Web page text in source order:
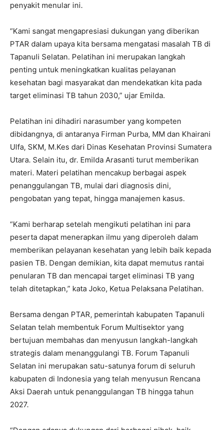
penyakit menular ini.
“Kami sangat mengapresiasi dukungan yang diberikan
PTAR dalam upaya kita bersama mengatasi masalah TB di
Tapanuli Selatan. Pelatihan ini merupakan langkah
penting untuk meningkatkan kualitas pelayanan
kesehatan bagi masyarakat dan mendekatkan kita pada
target eliminasi TB tahun 2030,” ujar Emilda.
Pelatihan ini dihadiri narasumber yang kompeten
dibidangnya, di antaranya Firman Purba, MM dan Khairani
Ulfa, SKM, M.Kes dari Dinas Kesehatan Provinsi Sumatera
Utara. Selain itu, dr. Emilda Arasanti turut memberikan
materi. Materi pelatihan mencakup berbagai aspek
penanggulangan TB, mulai dari diagnosis dini,
pengobatan yang tepat, hingga manajemen kasus.
“Kami berharap setelah mengikuti pelatihan ini para
peserta dapat menerapkan ilmu yang diperoleh dalam
memberikan pelayanan kesehatan yang lebih baik kepada
pasien TB. Dengan demikian, kita dapat memutus rantai
penularan TB dan mencapai target eliminasi TB yang
telah ditetapkan,” kata Joko, Ketua Pelaksana Pelatihan.
Bersama dengan PTAR, pemerintah kabupaten Tapanuli
Selatan telah membentuk Forum Multisektor yang
bertujuan membahas dan menyusun langkah-langkah
strategis dalam menanggulangi TB. Forum Tapanuli
Selatan ini merupakan satu-satunya forum di seluruh
kabupaten di Indonesia yang telah menyusun Rencana
Aksi Daerah untuk penanggulangan TB hingga tahun
2027.